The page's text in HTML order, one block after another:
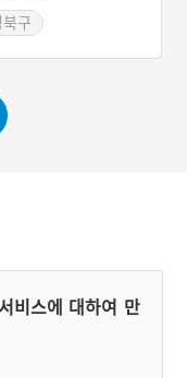
구
비스에 대하여 만